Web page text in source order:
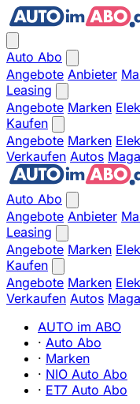
Auto Abo
Angebote Anbieter
Leasing
Angebote Marken
Kaufen
Angebote Marken
Verkaufen Autos
Auto Abo
Angebote Anbieter
Leasing
Angebote Marken
Kaufen
Angebote Marken
Verkaufen Autos
AUTO im ABO
· Auto Abo
· Marken
· NIO Auto Abo
· ET7 Auto Abo